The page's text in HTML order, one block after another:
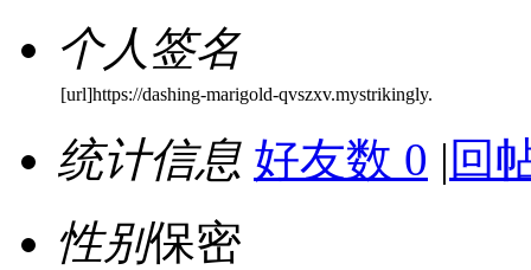
个人签名
[url]https://dashing-marigold-qvszxv.mystrikingly.
统计信息 好友数 0 | 回
性别保密